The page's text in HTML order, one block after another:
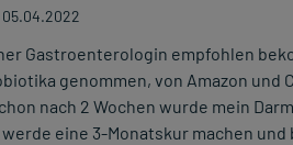
05.04.2022
Gastroenterologin empfohlen
genommen, von Amazon und
nach 2 Wochen wurde mein
eine 3-Monatskur machen